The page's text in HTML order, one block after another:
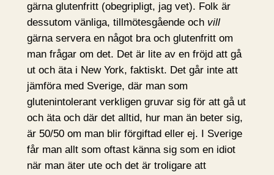
gärna glutenfritt (obegripligt, jag vet). Folk är
dessutom vänliga, tillmötesgående och vill
gärna servera en något bra och glutenfritt om
man frågar om det. Det är lite av en fröjd att gå
ut och äta i New York, faktiskt. Det går inte att
jämföra med Sverige, där man som
glutenintolerant verkligen gruvar sig för att gå ut
och äta och där det alltid, hur man än beter sig,
är 50/50 om man blir förgiftad eller ej. I Sverige
får man allt som oftast känna sig som en idiot
när man äter ute och det är troligare att